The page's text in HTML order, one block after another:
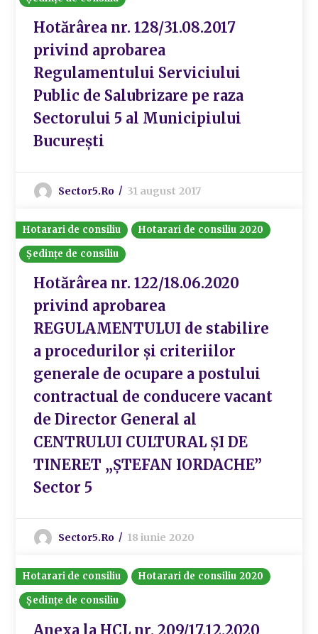
Hotărârea nr. 128/31.08.2017
privind aprobarea
Regulamentului Serviciului
Public de Salubrizare pe raza
Sectorului 5 al Municipiului
București
Sector5.ro 31 august 2017
Hotarari de consiliu
Hotarari de consiliu 2020
Ședințe de consiliu
Hotărârea nr. 122/18.06.2020
privind aprobarea
REGULAMENTULUI de stabilire
a procedurilor și criteriilor
generale de ocupare a postului
contractual de conducere vacant
de Director General al
CENTRULUI CULTURAL ȘI DE
TINERET „ȘTEFAN IORDACHE”
Sector 5
Sector5.ro 18 iunie 2020
Hotarari de consiliu
Hotarari de consiliu 2020
Ședințe de consiliu
Anexa la HCL nr. 209/17.12.2020